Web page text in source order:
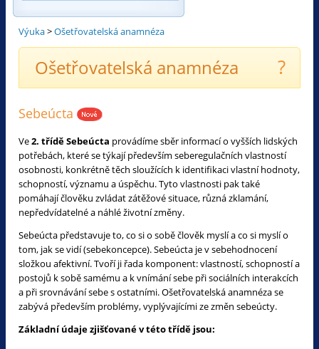
Výuka>Ošetřovatelská anamnéza
Ošetřovatelská anamnéza ?
Sebeúcta
Ve2. třídě Sebeúcta provádíme sběr informací o vyšších lidských
potřebách, které se týkají především seberegulačních vlastností
osobnosti, konkrétně těch sloužících k identifikaci vlastní hodnoty,
schopností, významu a úspěchu. Tyto vlastnosti pak také
pomáhají člověku zvládat zátěžové situace, různá zklamání,
nepředvídatelné a náhlé životní změny.
Sebeúcta představuje to, co si o sobě člověk myslí a co si myslí o
tom, jak se vidí (sebekoncepce). Sebeúcta je v sebehodnocení
složkou afektivní. Tvoří ji řada komponent: vlastností, schopností a
postojů k sobě samému a k vnímání sebe při sociálních interakcích
a při srovnávání sebe s ostatními. Ošetřovatelská anamnéza se
zabývá především problémy, vyplývajícími ze změn sebeúcty.
Základní údaje zjišťované v této třídě jsou: